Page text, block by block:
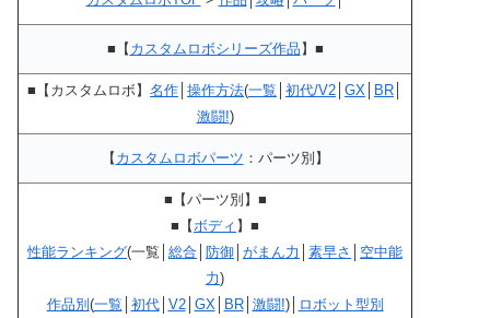
■【 カスタムロボシリーズ作品 】■
■【カスタムロボ】 名作 操作方法(一覧 初代/V2 GX BR
激闘!)
【 カスタムロボパーツ ：パーツ別】
■【パーツ別】■
■【 ボディ 】■
性能ランキング(一覧│ 総合 防御 がまん力 素早さ
空中能
力)
作品別 (一覧 初代│ V2│ GX BR│ 激闘!)│ ロボット型別